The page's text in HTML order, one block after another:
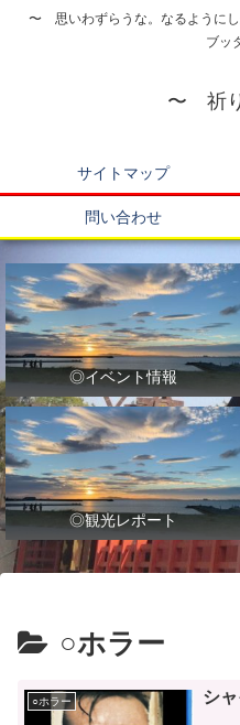
〜 思いわずらうな。なるように
ブ
〜 祈
サイトマップ
問い合わせ
◎イベント情報
◎観光レポート
○ホラー
○ホラー シ